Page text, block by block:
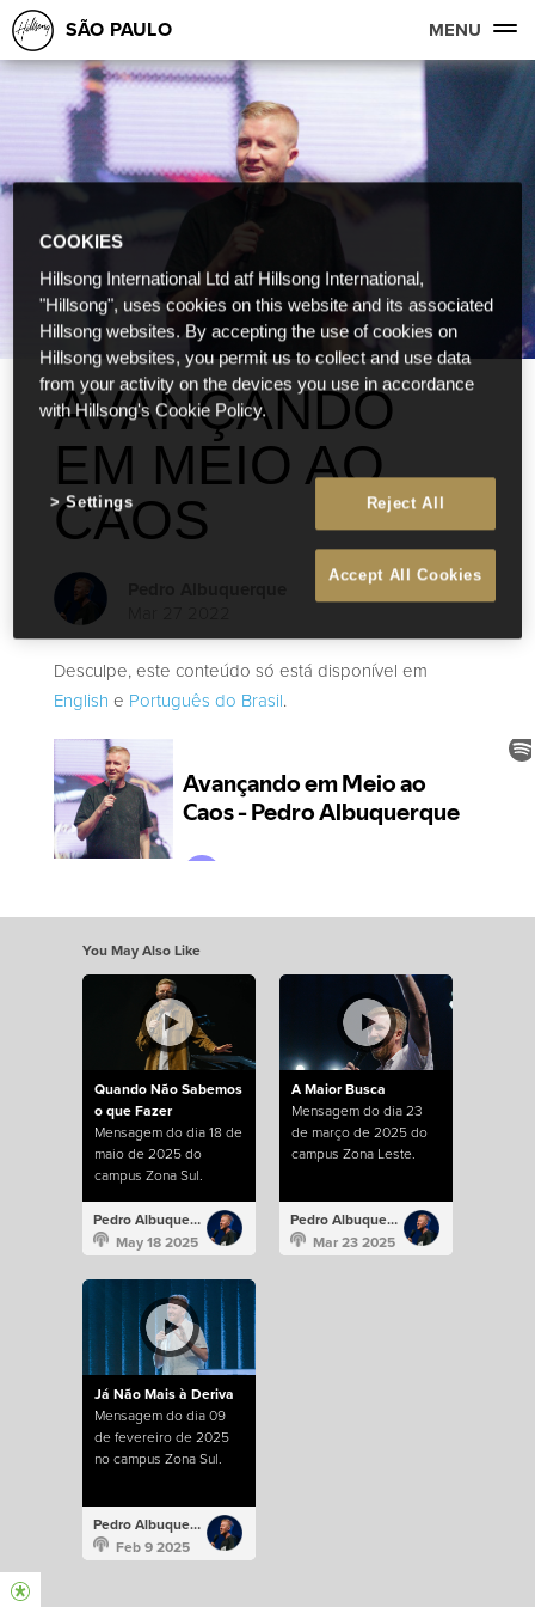
SÃO PAULO MENU
AVANÇANDO
EM MEIO AO
CAOS
Desculpe, este conteúdo só está disponível em
English e Português do Brasil.
You May Also Like
Quando Não Sabemos
o que Fazer
Mensagem do dia 18 de
maio de 2025 do
campus Zona Sul.
Pedro Albuquerque
May 18 2025
A Maior Busca
Mensagem do dia 23
de março de 2025 do
campus Zona Leste.
Pedro Albuquerque
Mar 23 2025
Já Não Mais à Deriva
Mensagem do dia 09
de fevereiro de 2025
no campus Zona Sul.
Pedro Albuquerque
Feb 9 2025
COOKIES
Hillsong International Ltd atf Hillsong International,
"Hillsong", uses cookies on this website and its associated
Hillsong websites. By accepting the use of cookies on
Hillsong websites, you permit us to collect and use data
from your activity on the devices you use in accordance
with Hillsong's Cookie Policy.
Reject All
Accept All Cookies
Settings